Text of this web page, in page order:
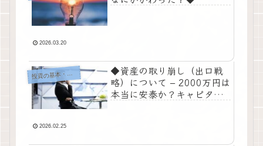
2026.03.20
投
資の基本・考え方
◆資産の取り崩し（出口戦
略）について – 2000万円は
本当に安泰か？キャピタル
2026.02.25